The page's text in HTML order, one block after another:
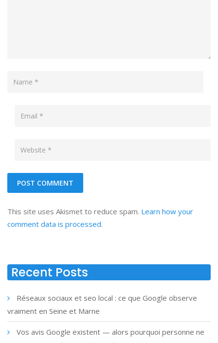
This site uses Akismet to reduce spam. Learn how your
comment data is processed.
Recent Posts
Réseaux sociaux et seo local : ce que Google observe
vraiment en Seine et Marne
Vos avis Google existent — alors pourquoi personne ne